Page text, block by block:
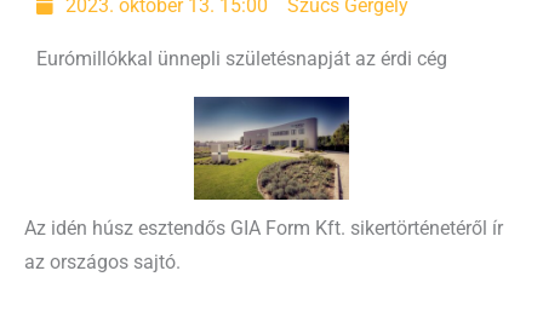
2023. október 13. 15:00 Szűcs Gergely
Eurómillókkal ünnepli születésnapját az érdi cég
Az idén húsz esztendős GIA Form Kft. sikertörténetéről ír
az országos sajtó.